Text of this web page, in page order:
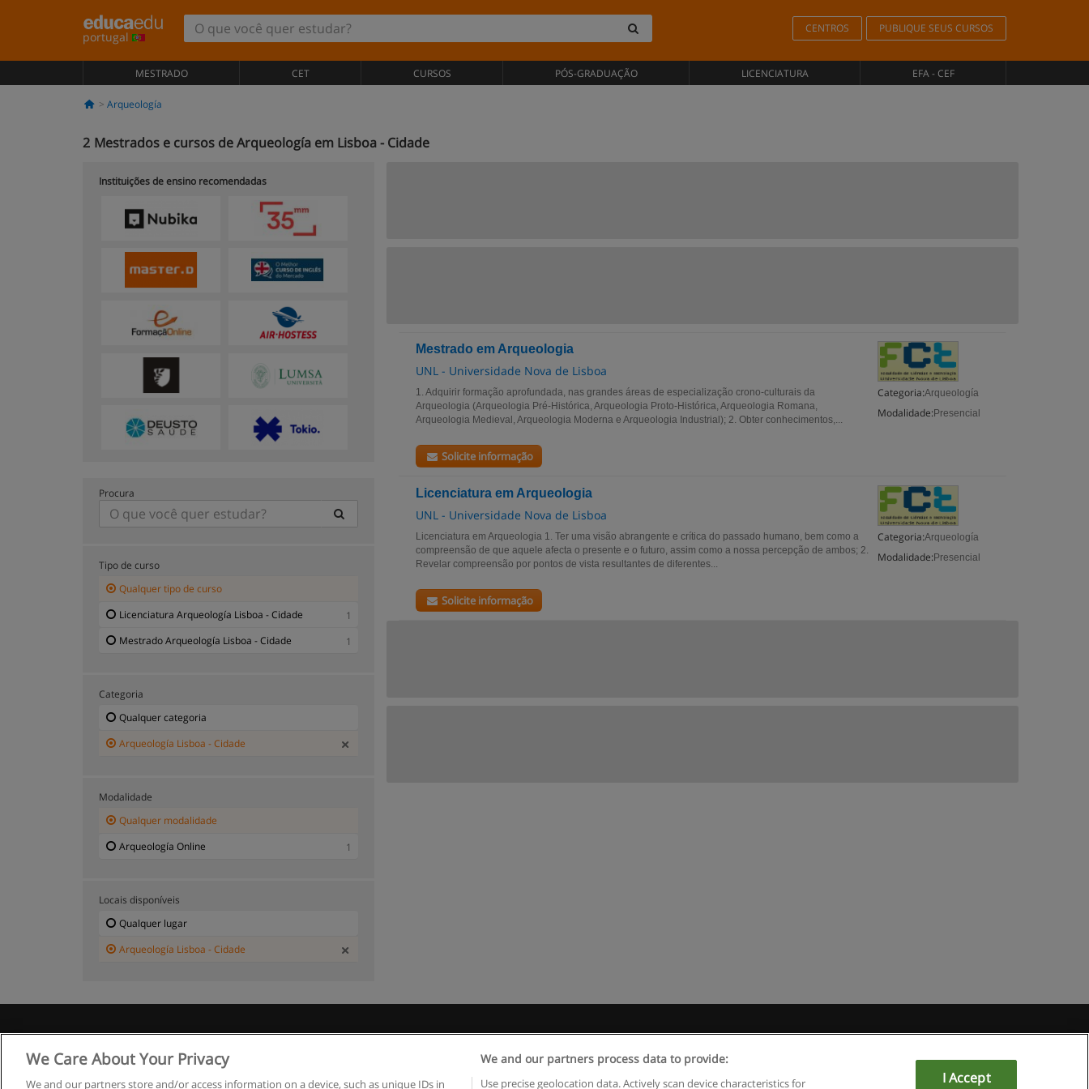
portugal
CENTROS PUBLIQUE SEUS CURSOS
MESTRADO CET CURSOS PÓS-GRADUAÇÃO LICENCIATURA EFA - CEF
Arqueología
2 Mestrados e cursos de Arqueología em Lisboa - Cidade
Mestrado em Arqueologia
UNL - Universidade Nova de Lisboa
Categoria:Arqueología
Modalidade: Presencial
1. Adquirir formação aprofundada, nas grandes áreas de especialização crono-culturais da
Arqueologia (Arqueologia Pré-Histórica, Arqueologia Proto-Histórica, Arqueologia Romana,
Arqueologia Medieval, Arqueologia Moderna e Arqueologia Industrial); 2. Obter conhecimentos,...
Solicite informação
Licenciatura em Arqueologia
UNL - Universidade Nova de Lisboa
Categoria:Arqueología
Modalidade: Presencial
Licenciatura em Arqueologia 1. Ter uma visão abrangente e crítica do passado humano, bem como a
compreensão de que aquele afecta o presente e o futuro, assim como a nossa percepção de ambos; 2.
Revelar compreensão por pontos de vista resultantes de diferentes...
Solicite informação
Instituições de ensino recomendadas
Procura
Tipo de curso
Qualquer tipo de curso
Licenciatura Arqueología Lisboa - Cidade
1
Mestrado Arqueología Lisboa - Cidade
1
Categoria
Qualquer categoria
Arqueología Lisboa - Cidade
Modalidade
Qualquer modalidade
Arqueología Online
1
Locais disponíveis
Qualquer lugar
Arqueología Lisboa - Cidade
Copyright © Educaedu Business S.L. - CIF : B-95610580: - www.educaedu.com.pt
We Care About Your Privacy
We and our partners store and/or access information on a device, such as unique IDs in
We and our partners process data to provide:
Use precise geolocation data. Actively scan device characteristics for I Accept